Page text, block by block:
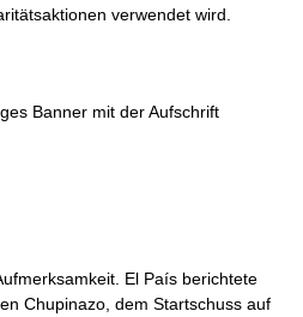
verwendet wird.
Banner mit der Aufschrift
El País berichtete
Chupinazo, dem Startschuss auf